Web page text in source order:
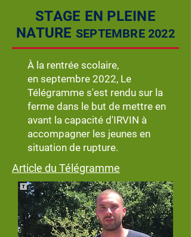
STAGE EN PLEINE
NATURE SEPTEMBRE 2022
À la rentrée scolaire,
en septembre 2022, Le
Télégramme s'est rendu sur la
ferme dans le but de mettre en
avant la capacité d'IRVIN à
accompagner les jeunes en
situation de rupture.
Article du Télégramme